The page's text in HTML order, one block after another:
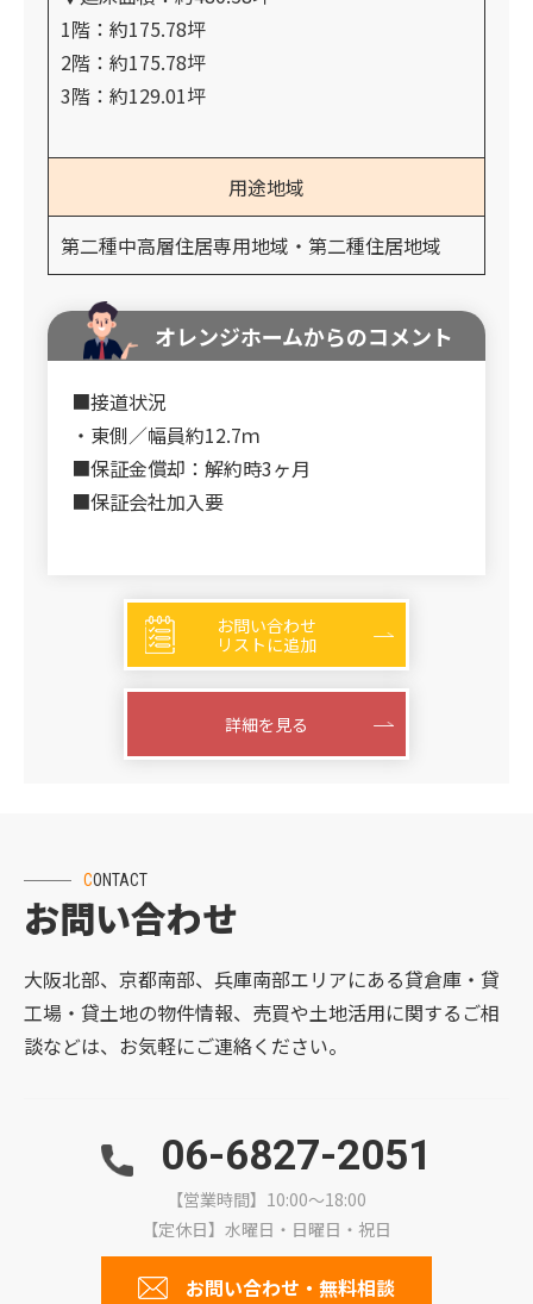
1階：約175.78坪
2階：約175.78坪
3階：約129.01坪
用途地域
第二種中高層住居専用地域・第二種住居地域
オレンジホームからのコメント
■接道状況
・東側／幅員約12.7ｍ
■保証金償却：解約時3ヶ月
■保証会社加入要
お問い合わせ
リストに追加
詳細を見る
CONTACT
お問い合わせ
大阪北部、京都南部、兵庫南部エリアにある貸倉庫・貸
工場・貸土地の物件情報、売買や土地活用に関するご相
談などは、お気軽にご連絡ください。
06-6827-2051
【営業時間】10:00～18:00
【定休日】水曜日・日曜日・祝日
お問い合わせ・無料相談